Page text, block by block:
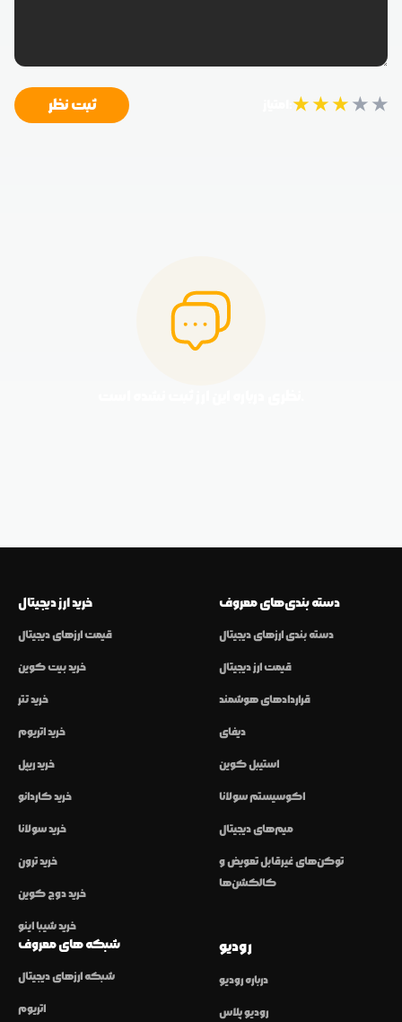
★★★★★ ثبت نظر
خرید ارز دیجیتال
قیمت ارزهای دیجیتال
خرید بیت کوین
خرید تتر
خرید اتریوم
خرید ریپل
خرید کاردانو
خرید سولانا
خرید ترون
خرید دوج کوین
خرید شیبا اینو
دسته بندی‌های معروف
دسته بندی ارزهای دیجیتال
قیمت ارز دیجیتال
قراردادهای هوشمند
دیفای
استیبل کوین
اکوسیستم سولانا
میم‌های دیجیتال
توکن‌های غیرقابل تعویض و
کالکشن‌ها
شبکه های معروف
شبکه ارزهای دیجیتال
اتریوم
رودیو
درباره رودیو
رودیو پلاس